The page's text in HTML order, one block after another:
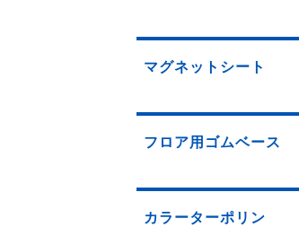
マグネットシート
フロア用ゴムベース
カラーターポリン